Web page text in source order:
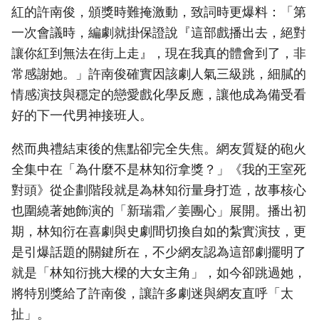
紅的許南俊，頒獎時難掩激動，致詞時更爆料：「第
一次會議時，編劇就掛保證說『這部戲播出去，絕對
讓你紅到無法在街上走』，現在我真的體會到了，非
常感謝她。」許南俊確實因該劇人氣三級跳，細膩的
情感演技與穩定的戀愛戲化學反應，讓他成為備受看
好的下一代男神接班人。
然而典禮結束後的焦點卻完全失焦。網友質疑的砲火
全集中在「為什麼不是林知衍拿獎？」《我的王室死
對頭》從企劃階段就是為林知衍量身打造，故事核心
也圍繞著她飾演的「新瑞霜／姜團心」展開。播出初
期，林知衍在喜劇與史劇間切換自如的紮實演技，更
是引爆話題的關鍵所在，不少網友認為這部劇擺明了
就是「林知衍挑大樑的大女主角」，如今卻跳過她，
將特別獎給了許南俊，讓許多劇迷與網友直呼「太
扯」。